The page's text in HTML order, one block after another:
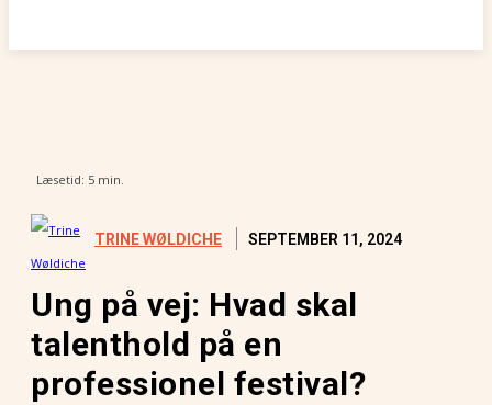
Læsetid: 5 min.
TRINE WØLDICHE SEPTEMBER 11, 2024
Ung på vej: Hvad skal
talenthold på en
professionel festival?